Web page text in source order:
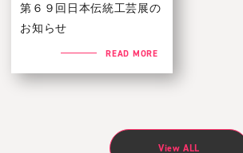
第６９回日本伝統工芸展の
お知らせ
READ MORE
View ALL